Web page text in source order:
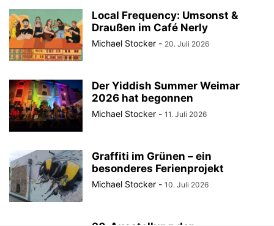
Local Frequency: Umsonst &
Draußen im Café Nerly
Michael Stocker - 20. Juli 2026
Der Yiddish Summer Weimar
2026 hat begonnen
Michael Stocker - 11. Juli 2026
Graffiti im Grünen – ein
besonderes Ferienprojekt
Michael Stocker - 10. Juli 2026